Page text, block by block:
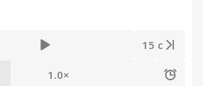
15 с
1.0×